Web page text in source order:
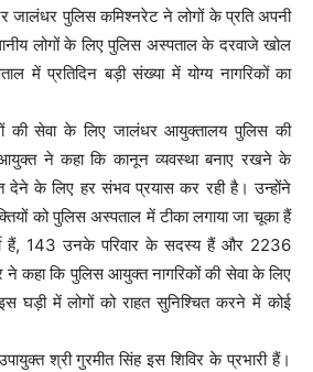
जालंधर पुलिस कमिश्नरेट ने लोगों के प्रति अपनी
लोगों के लिए पुलिस अस्पताल के दरवाजे खोल
में प्रतिदिन बड़ी संख्या में योग्य नागरिकों का
की सेवा के लिए जालंधर आयुक्तालय पुलिस की
आयुक्त ने कहा कि कानून व्यवस्था बनाए रखने के
देने के लिए हर संभव प्रयास कर रही है। उन्होंने
को पुलिस अस्पताल में टीका लगाया जा चूका हैं
हैं, 143 उनके परिवार के सदस्य हैं और 2236
ने कहा कि पुलिस आयुक्त नागरिकों की सेवा के लिए
घड़ी में लोगों को राहत सुनिश्चित करने में कोई
श्री गुरमीत सिंह इस शिविर के प्रभारी हैं।